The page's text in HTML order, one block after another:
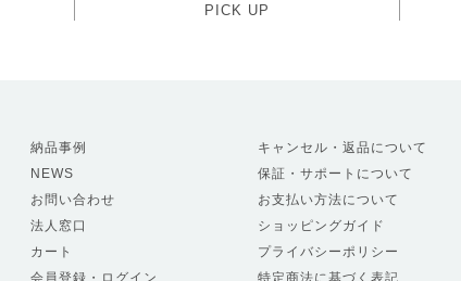
PICK UP
納品事例
NEWS
お問い合わせ
法人窓口
カート
会員登録・ログイン
キャンセル・返品について
保証・サポートについて
お支払い方法について
ショッピングガイド
プライバシーポリシー
特定商法に基づく表記